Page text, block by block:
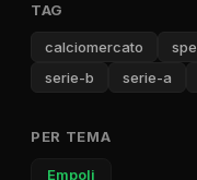
TAG
calciomercato
serie-b
serie-a
PER TEMA
Empoli